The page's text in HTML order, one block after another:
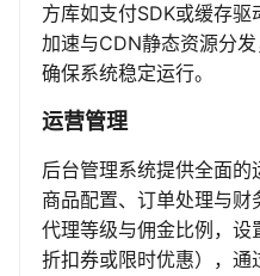
方库如支付SDK或缓存
加速与CDN静态资源分发
确保系统稳定运行。
运营管理
后台管理系统提供全面的
商品配置、订单处理与
代理等级与佣金比例，设
折扣券或限时优惠），通